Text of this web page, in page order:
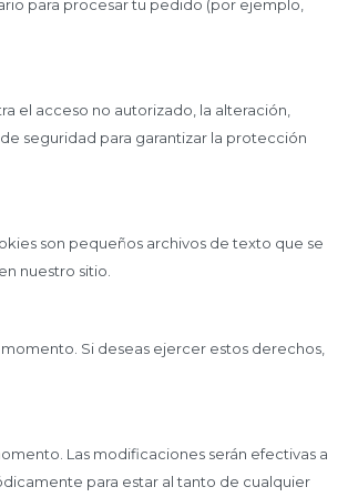
para procesar tu pedido (por ejemplo,
el acceso no autorizado, la alteración,
seguridad para garantizar la protección
son pequeños archivos de texto que se
nuestro sitio.
Si deseas ejercer estos derechos,
Las modificaciones serán efectivas a
para estar al tanto de cualquier